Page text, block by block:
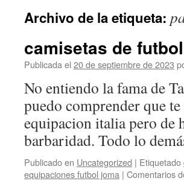
contenido
Archivo de la etiqueta:
camisetas de
Publicada el 20 de septiembre de 2023
No entiendo la fama de
puedo comprender que
equipacion italia pero de
barbaridad. Todo lo
Publicado en Uncategorized | Etiquetado
equipaciones futbol joma | Comentarios